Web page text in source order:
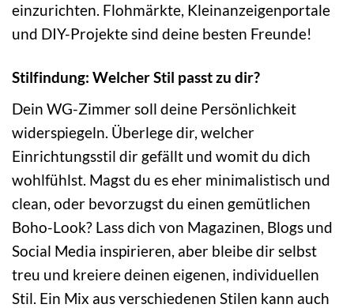
einzurichten. Flohmärkte, Kleinanzeigenportale
und DIY-Projekte sind deine besten Freunde!
Stilfindung: Welcher Stil passt zu dir?
Dein WG-Zimmer soll deine Persönlichkeit
widerspiegeln. Überlege dir, welcher
Einrichtungsstil dir gefällt und womit du dich
wohlfühlst. Magst du es eher minimalistisch und
clean, oder bevorzugst du einen gemütlichen
Boho-Look? Lass dich von Magazinen, Blogs und
Social Media inspirieren, aber bleibe dir selbst
treu und kreiere deinen eigenen, individuellen
Stil. Ein Mix aus verschiedenen Stilen kann auch